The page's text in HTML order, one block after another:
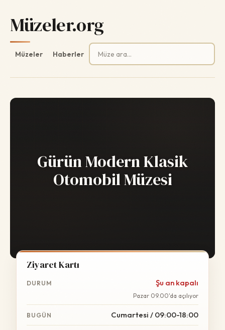
Müzeler.org
Müzeler Haberler
Arama:
Gürün Modern Klasik
Otomobil Müzesi
Ziyaret Kartı
DURUM Şu an kapalı
Pazar 09.00'da açılıyor
BUGÜN Cumartesi / 09:00-18:00